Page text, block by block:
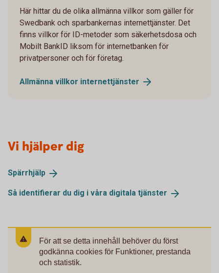
Här hittar du de olika allmänna villkor som gäller för
Swedbank och sparbankernas internettjänster. Det
finns villkor för ID-metoder som säkerhetsdosa och
Mobilt BankID liksom för internetbanken för
privatpersoner och för företag.
Allmänna villkor internettjänster
Vi hjälper dig
Spärrhjälp
Så identifierar du dig i våra digitala tjänster
För att se detta innehåll behöver du först
godkänna cookies för Funktioner, prestanda
och statistik.